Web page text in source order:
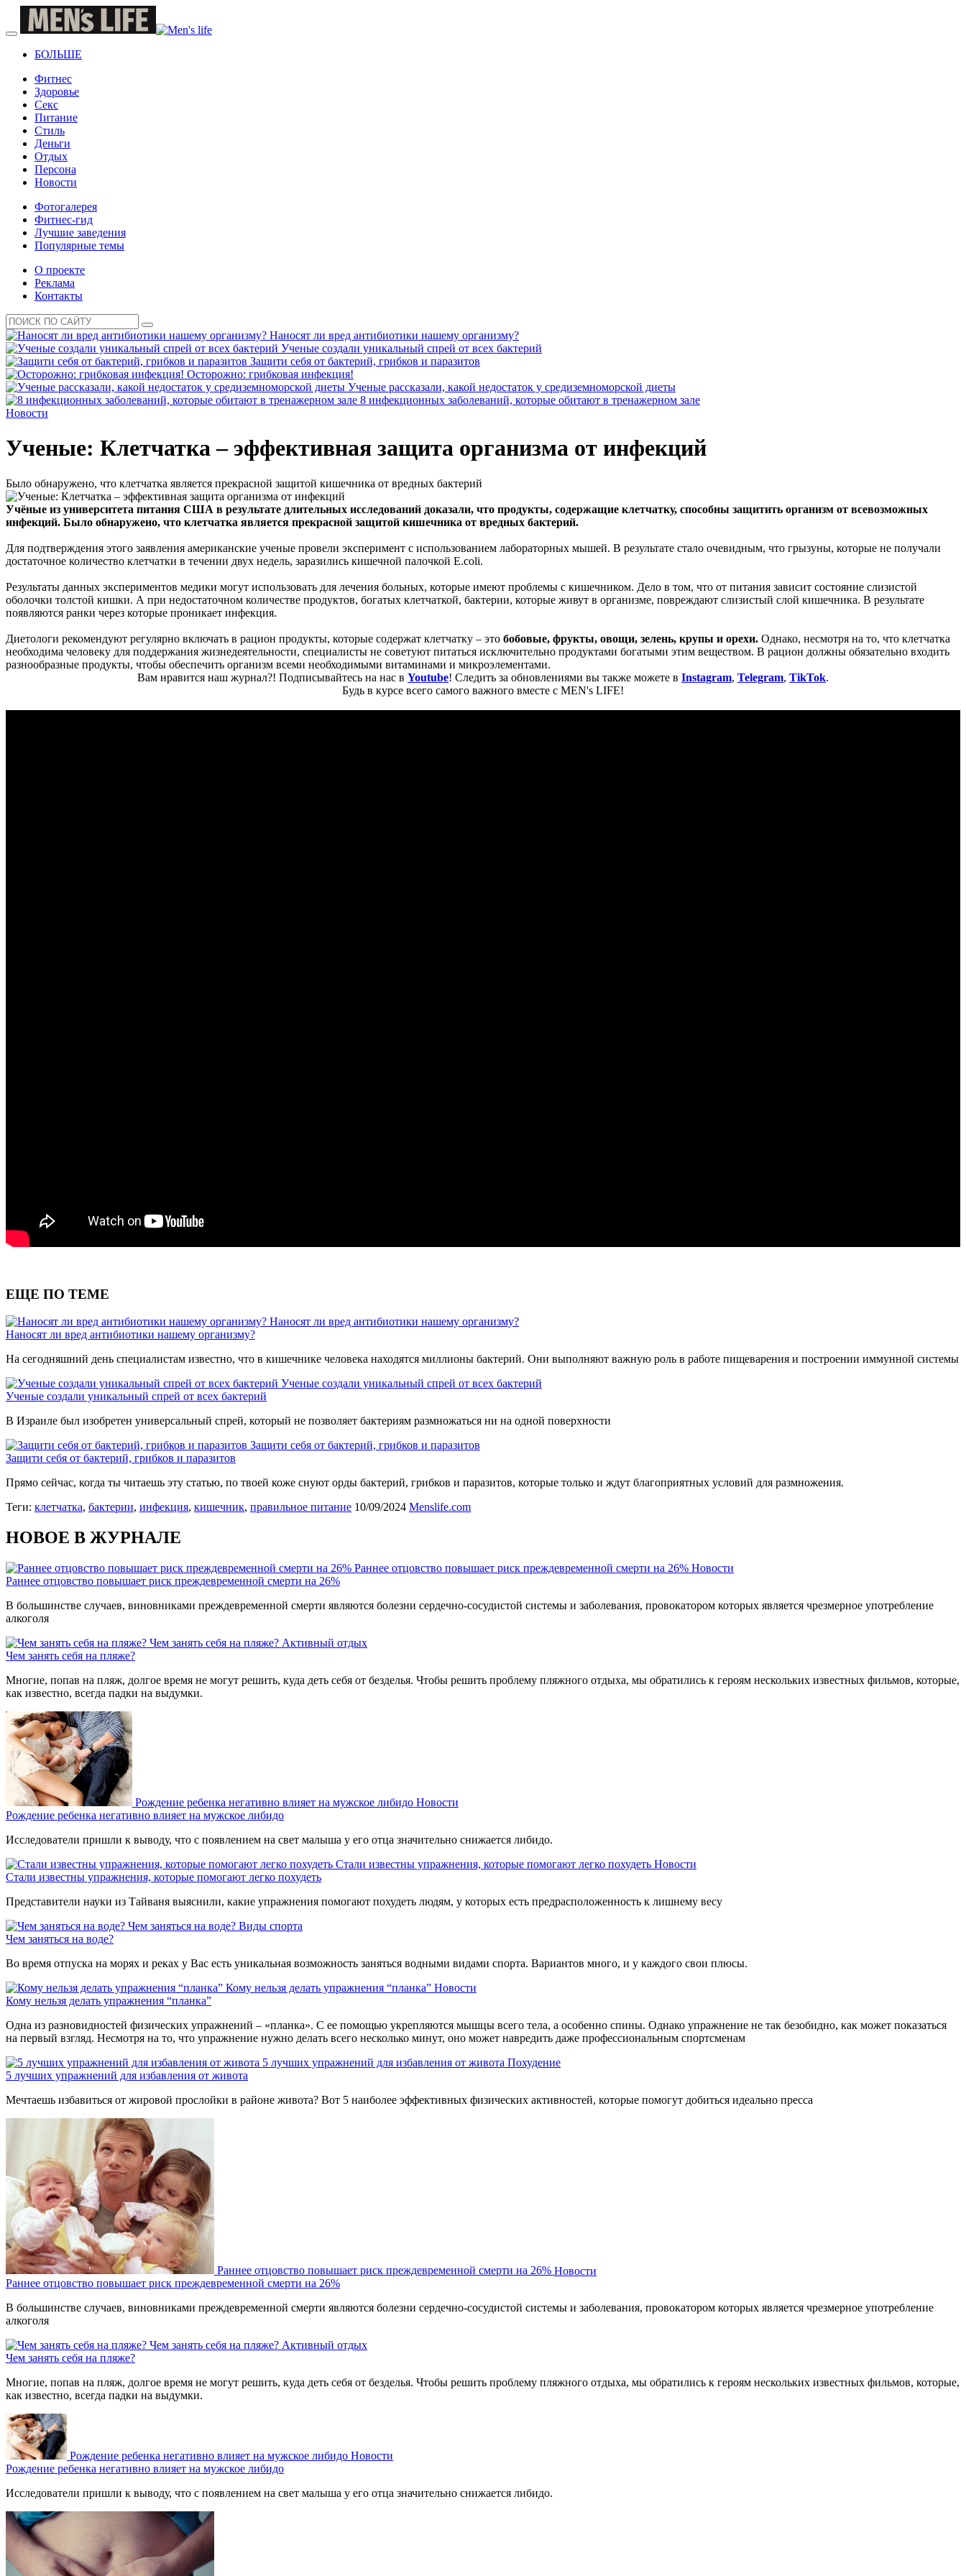
БОЛЬШЕ
Фитнес
Здоровье
Секс
Питание
Стиль
Деньги
Отдых
Персона
Новости
Фотогалерея
Фитнес-гид
Лучшие заведения
Популярные темы
О проекте
Реклама
Контакты
Наносят ли вред антибиотики нашему организму?
Ученые создали уникальный спрей от всех бактерий
Защити себя от бактерий, грибков и паразитов
Осторожно: грибковая инфекция!
Ученые рассказали, какой недостаток у средиземноморской диеты
8 инфекционных заболеваний, которые обитают в тренажерном зале
Новости
Ученые: Клетчатка – эффективная защита организма от инфекций
Было обнаружено, что клетчатка является прекрасной защитой кишечника от вредных бактерий
Учёные из университета питания США в результате длительных исследований доказали, что продукты, содержащие клетчатку, способны защитить организм от всевозможных
инфекций. Было обнаружено, что клетчатка является прекрасной защитой кишечника от вредных бактерий.
Для подтверждения этого заявления американские ученые провели эксперимент с использованием лабораторных мышей. В результате стало очевидным, что грызуны, которые не получали
достаточное количество клетчатки в течении двух недель, заразились кишечной палочкой E.coli.
Результаты данных экспериментов медики могут использовать для лечения больных, которые имеют проблемы с кишечником. Дело в том, что от питания зависит состояние слизистой
оболочки толстой кишки. А при недостаточном количестве продуктов, богатых клетчаткой, бактерии, которые живут в организме, повреждают слизистый слой кишечника. В результате
появляются ранки через которые проникает инфекция.
Диетологи рекомендуют регулярно включать в рацион продукты, которые содержат клетчатку – это бобовые, фрукты, овощи, зелень, крупы и орехи. Однако, несмотря на то, что клетчатка
необходима человеку для поддержания жизнедеятельности, специалисты не советуют питаться исключительно продуктами богатыми этим веществом. В рацион должны обязательно входить
разнообразные продукты, чтобы обеспечить организм всеми необходимыми витаминами и микроэлементами.
Вам нравится наш журнал?! Подписывайтесь на нас в Youtube! Следить за обновлениями вы также можете в Instagram, Telegram, TikTok.
Будь в курсе всего самого важного вместе с MEN's LIFE!
ЕЩЕ ПО ТЕМЕ
Наносят ли вред антибиотики нашему организму?
Наносят ли вред антибиотики нашему организму?
На сегодняшний день специалистам известно, что в кишечнике человека находятся миллионы бактерий. Они выполняют важную роль в работе пищеварения и построении иммунной системы
Ученые создали уникальный спрей от всех бактерий
Ученые создали уникальный спрей от всех бактерий
В Израиле был изобретен универсальный спрей, который не позволяет бактериям размножаться ни на одной поверхности
Защити себя от бактерий, грибков и паразитов
Защити себя от бактерий, грибков и паразитов
Прямо сейчас, когда ты читаешь эту статью, по твоей коже снуют орды бактерий, грибков и паразитов, которые только и ждут благоприятных условий для размножения.
Теги: клетчатка, бактерии, инфекция, кишечник, правильное питание 10/09/2024 Menslife.com
НОВОЕ В ЖУРНАЛЕ
Раннее отцовство повышает риск преждевременной смерти на 26% Новости
Раннее отцовство повышает риск преждевременной смерти на 26%
В большинстве случаев, виновниками преждевременной смерти являются болезни сердечно-сосудистой системы и заболевания, провокатором которых является чрезмерное употребление
алкоголя
Чем занять себя на пляже? Активный отдых
Чем занять себя на пляже?
Многие, попав на пляж, долгое время не могут решить, куда деть себя от безделья. Чтобы решить проблему пляжного отдыха, мы обратились к героям нескольких известных фильмов, которые,
как известно, всегда падки на выдумки.
Рождение ребенка негативно влияет на мужское либидо Новости
Рождение ребенка негативно влияет на мужское либидо
Исследователи пришли к выводу, что с появлением на свет малыша у его отца значительно снижается либидо.
Стали известны упражнения, которые помогают легко похудеть Новости
Стали известны упражнения, которые помогают легко похудеть
Представители науки из Тайваня выяснили, какие упражнения помогают похудеть людям, у которых есть предрасположенность к лишнему весу
Чем заняться на воде? Виды спорта
Чем заняться на воде?
Во время отпуска на морях и реках у Вас есть уникальная возможность заняться водными видами спорта. Вариантов много, и у каждого свои плюсы.
Кому нельзя делать упражнения “планка” Новости
Кому нельзя делать упражнения “планка”
Одна из разновидностей физических упражнений – «планка». С ее помощью укрепляются мышцы всего тела, а особенно спины. Однако упражнение не так безобидно, как может показаться
на первый взгляд. Несмотря на то, что упражнение нужно делать всего несколько минут, оно может навредить даже профессиональным спортсменам
5 лучших упражнений для избавления от живота Похудение
5 лучших упражнений для избавления от живота
Мечтаешь избавиться от жировой прослойки в районе живота? Вот 5 наиболее эффективных физических активностей, которые помогут добиться идеально пресса
Раннее отцовство повышает риск преждевременной смерти на 26% Новости
Раннее отцовство повышает риск преждевременной смерти на 26%
В большинстве случаев, виновниками преждевременной смерти являются болезни сердечно-сосудистой системы и заболевания, провокатором которых является чрезмерное употребление
алкоголя
Чем занять себя на пляже? Активный отдых
Чем занять себя на пляже?
Многие, попав на пляж, долгое время не могут решить, куда деть себя от безделья. Чтобы решить проблему пляжного отдыха, мы обратились к героям нескольких известных фильмов, которые,
как известно, всегда падки на выдумки.
Рождение ребенка негативно влияет на мужское либидо Новости
Рождение ребенка негативно влияет на мужское либидо
Исследователи пришли к выводу, что с появлением на свет малыша у его отца значительно снижается либидо.